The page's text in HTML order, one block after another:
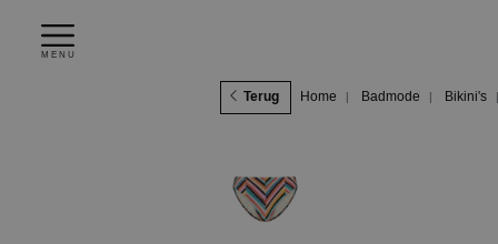
MENU
Terug Home Badmode Bikini's